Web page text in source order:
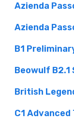
Azienda
Azienda
B1
Beowulf B2.1
British
C1